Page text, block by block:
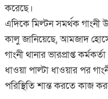
করেছে।
এদিকে মিল্টন সমর্থক
কালু জানিয়েছে, আমজাদ
গাংনী থানার ভারপ্রাপ্ত
ধাওয়া পাল্টা ধাওয়ার পর
পরিস্থিতি শান্ত করতে কাজ